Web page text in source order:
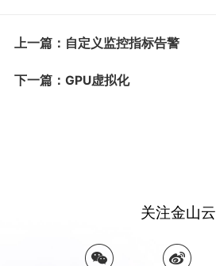
上一篇：自定义监控指标告警
下一篇：GPU虚拟化
关注金山云